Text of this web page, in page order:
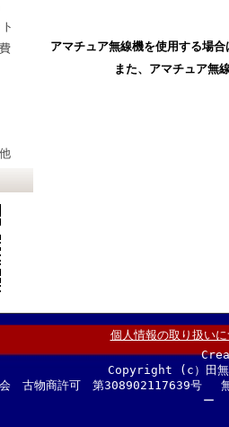
アマチュア無線機を使用する場
また、アマチュア無
個人情報の取り扱い
Copyright (c）田
会 古物商許可 第308902117639号